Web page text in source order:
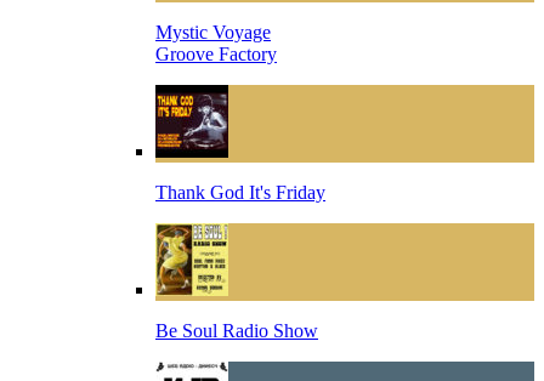
Mystic Voyage
Groove Factory
Thank God It's Friday
Be Soul Radio Show